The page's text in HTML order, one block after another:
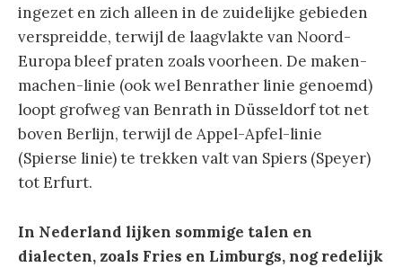
ingezet en zich alleen in de zuidelijke gebieden
verspreidde, terwijl de laagvlakte van Noord-
Europa bleef praten zoals voorheen. De maken-
machen-linie (ook wel Benrather linie genoemd)
loopt grofweg van Benrath in Düsseldorf tot net
boven Berlijn, terwijl de Appel-Apfel-linie
(Spierse linie) te trekken valt van Spiers (Speyer)
tot Erfurt.
In Nederland lijken sommige talen en
dialecten, zoals Fries en Limburgs, nog redelijk